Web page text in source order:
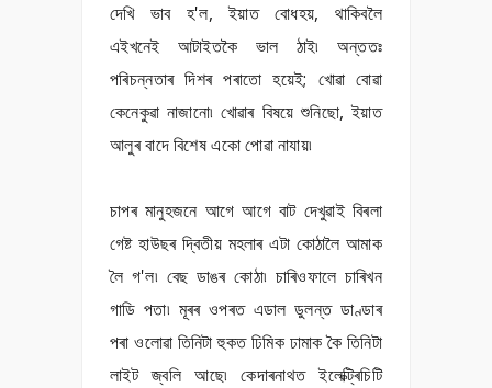
দেখি ভাব হ'ল, ইয়াত বোধহয়, থাকিবলৈ
এইখনেই আটাইতকৈ ভাল ঠাই৷ অন্ততঃ
পৰিচন্নতাৰ দিশৰ পৰাতো হয়েই; খোৱা বোৱা
কেনেকুৱা নাজানো৷ খোৱাৰ বিষয়ে শুনিছো, ইয়াত
আলুৰ বাদে বিশেষ একো পোৱা নাযায়৷
চাপৰ মানুহজনে আগে আগে বাট দেখুৱাই বিৰলা
গেষ্ট হাউছৰ দ্বিতীয় মহলাৰ এটা কোঠালৈ আমাক
লৈ গ'ল৷ বেছ ডাঙৰ কোঠা৷ চাৰিওফালে চাৰিখন
গাডি পতা৷ মূৰৰ ওপৰত এডাল ডুলন্ত ডাণ্ডাৰ
পৰা ওলোৱা তিনিটা হুকত ঢিমিক ঢামাক কৈ তিনিটা
লাইট জ্বলি আছে৷ কেদাৰনাথত ইলেক্ট্ৰিচিটি